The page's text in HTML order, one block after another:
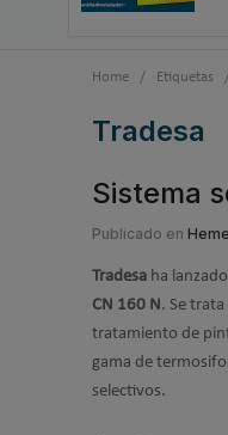
Home / Etiquetas
tradesa
Sistema
Publicado en
Tradesa ha
CN 160 N. Se
tratamiento de
gama de
selectivos.